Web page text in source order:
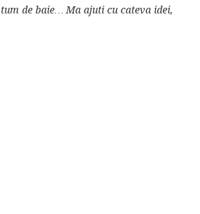
de baie… Ma ajuti cu cateva idei,